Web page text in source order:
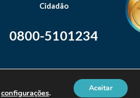
Cidadão
0800-5101234
configurações. Aceitar